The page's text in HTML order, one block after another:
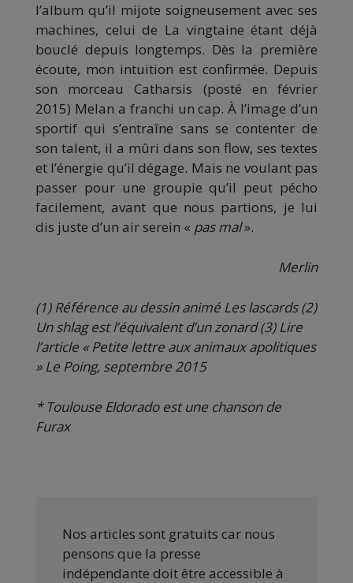
l’album qu’il mijote soigneusement avec ses
machines, celui de La vingtaine étant déjà
bouclé depuis longtemps. Dès la première
écoute, mon intuition est confirmée. Depuis
son morceau Catharsis (posté en février
2015) Melan a franchi un cap. À l’image d’un
sportif qui s’entraîne sans se contenter de
son talent, il a mûri dans son flow, ses textes
et l’énergie qu’il dégage. Mais ne voulant pas
passer pour une groupie qu’il peut pécho
facilement, avant que nous partions, je lui
dis juste d’un air serein « pas mal».
Merlin
(1) Référence au dessin animé Les lascards (2)
Un shlag est l’équivalent d’un zonard (3) Lire
l’article « Petite lettre aux animaux apolitiques
» Le Poing, septembre 2015
* Toulouse Eldorado est une chanson de
Furax
Nos articles sont gratuits car nous
pensons que la presse
indépendante doit être accessible à